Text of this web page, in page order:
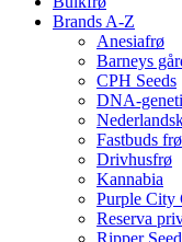
Brands A-Z
Anesiafrø
Barneys
CPH Seeds
DNA-
Fastbuds frø
Drivhusfrø
Kannabia
Purple City
Reserva
Ripper